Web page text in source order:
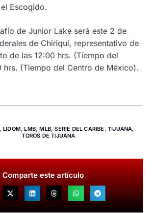
Escogido.
de Junior Lake será este 2 de
de Chiriquí, representativo de
de las 12:00 hrs. (Tiempo del
hrs. (Tiempo del Centro de México).
, LIDOM,LMB,MLB,SERIE DEL CARIBE ,TIJUANA,
TOROS DE TIJUANA
Comparte este artículo